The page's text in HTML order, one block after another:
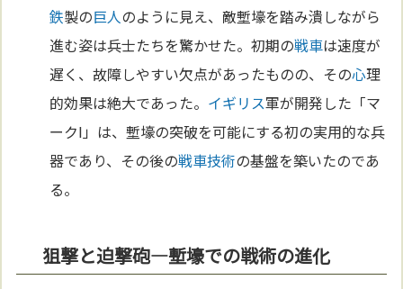
鉄製の巨人のように見え、敵塹壕を踏み潰しながら
進む姿は兵士たちを驚かせた。初期の戦車は速度が
遅く、故障しやすい欠点があったものの、その心理
的効果は絶大であった。 イギリス軍が開発した「マ
ークI」は、塹壕の突破を可能にする初の実用的な兵
器であり、その後の戦車技術の基盤を築いたのであ
る。
狙撃と迫撃砲—塹壕での戦術の進化